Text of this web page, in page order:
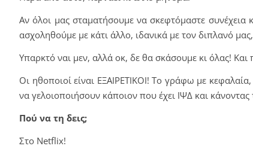
Αν όλοι μας σταματήσουμε να σκεφτόμαστε συνέχεια
ασχοληθούμε με κάτι άλλο, ιδανικά με τον διπλανό
Υπαρκτό ναι μεν, αλλά οκ, δε θα σκάσουμε κι όλας! Και
Οι ηθοποιοί είναι ΕΞΑΙΡΕΤΙΚΟΙ! Το γράφω με
να γελοιοποιήσουν κάποιον που έχει ΙΨΔ και
Πού να τη δεις;
Στο Netflix!